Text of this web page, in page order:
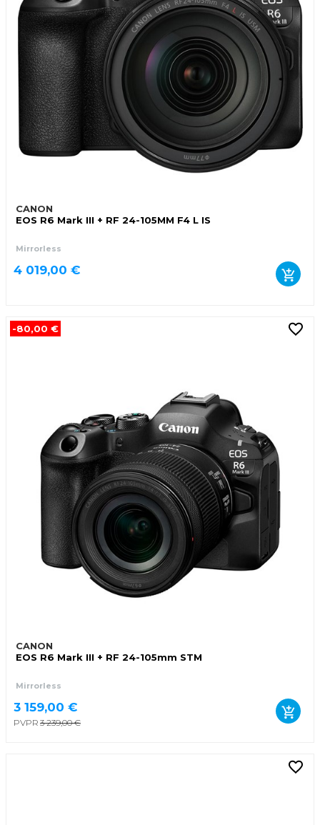
CANON
EOS R6 Mark III + RF 24-105MM F4 L IS
Mirrorless
4 019,00 €
-80,00 €
CANON
EOS R6 Mark III + RF 24-105mm STM
Mirrorless
3 159,00 €
PVPR 3 239,00 €